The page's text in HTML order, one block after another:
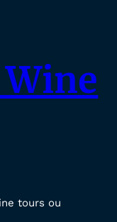
tours ou